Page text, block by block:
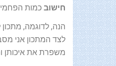
חישוב כמות
הנה, לדוגמה, מתכון
לצד המתכון אני
משפרת את איכותן